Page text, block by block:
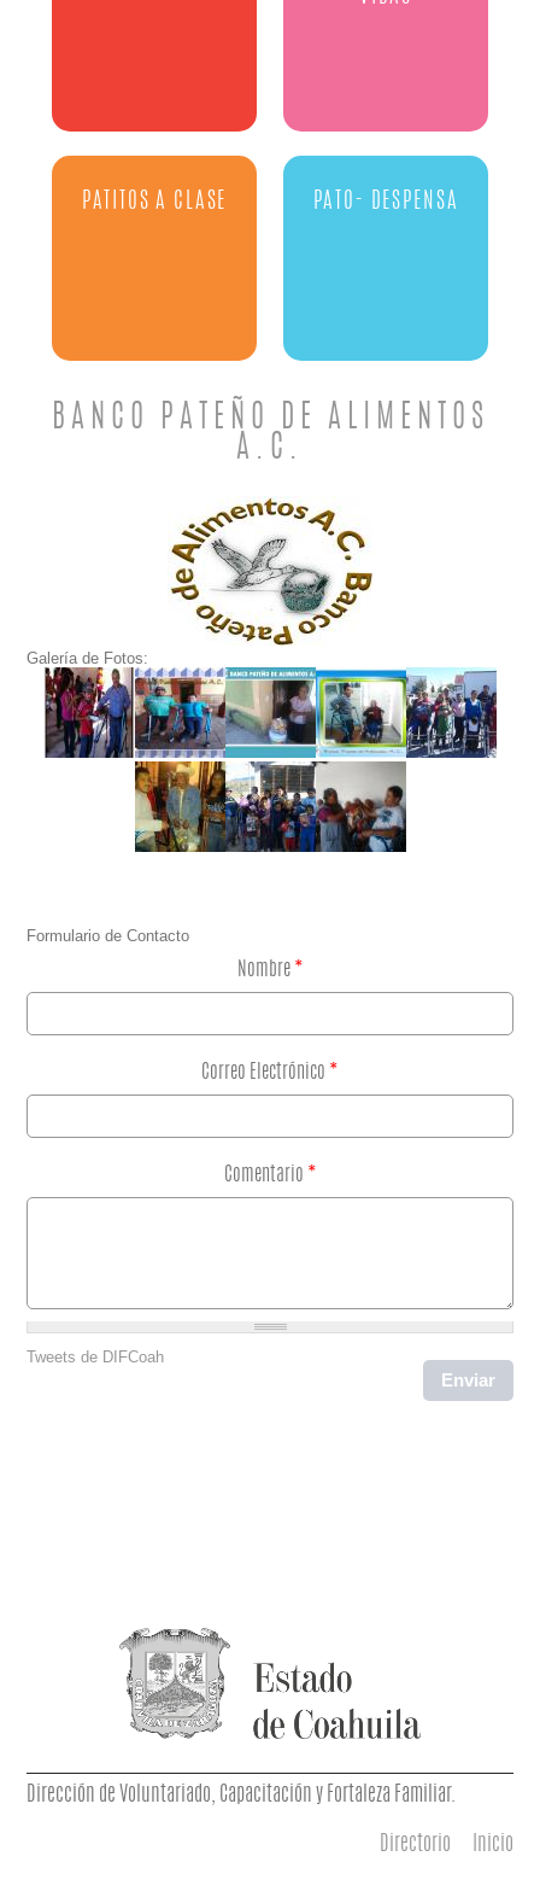
PATITOS A CLASE PATO- DESPENSA
BANCO PATEÑO DE ALIMENTOS
A.C.
Galería de Fotos:
Formulario de Contacto
Nombre *
Correo Electrónico *
Comentario *
Tweets de DIFCoah
Dirección de Voluntariado, Capacitación y Fortaleza Familiar.
Directorio Inicio